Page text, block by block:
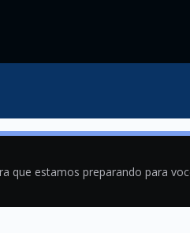
que estamos preparando para